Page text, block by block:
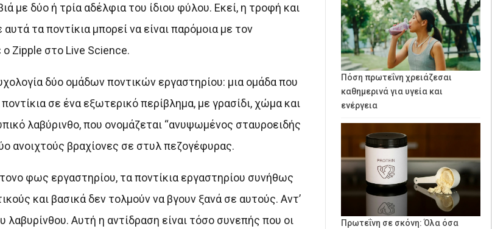
με δύο ή τρία αδέλφια του ίδιου φύλου. Εκεί, η τροφή και
τα ποντίκια μπορεί να είναι παρόμοια με τον
Zipple στο Live Science.
δύο ομάδων ποντικών εργαστηρίου: μια ομάδα που
σε ένα εξωτερικό περίβλημα, με γρασίδι, χώμα και
λαβύρινθο, που ονομάζεται “ανυψωμένος σταυροειδής
ανοιχτούς βραχίονες σε στυλ πεζογέφυρας.
φως εργαστηρίου, τα ποντίκια εργαστηρίου συνήθως
και βασικά δεν τολμούν να βγουν ξανά σε αυτούς. Αντ’
Αυτή η αντίδραση είναι τόσο συνεπής που οι
Πόση πρωτεΐνη χρειάζεσαι
καθημερινά για υγεία και
ενέργεια
Πρωτεΐνη σε σκόνη: Όλα όσα